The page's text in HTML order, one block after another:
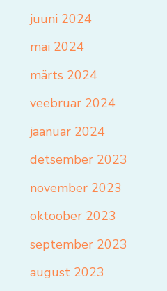
juuni 2024
mai 2024
märts 2024
veebruar 2024
jaanuar 2024
detsember 2023
november 2023
oktoober 2023
september 2023
august 2023